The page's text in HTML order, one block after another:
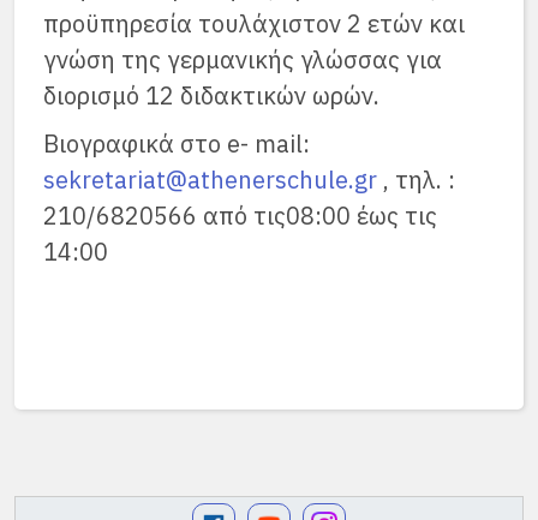
προϋπηρεσία τουλάχιστον 2 ετών και
γνώση της γερμανικής γλώσσας για
διορισμό 12 διδακτικών ωρών.
Βιογραφικά στο e- mail:
sekretariat@athenerschule.gr , τηλ. :
210/6820566 από τις08:00 έως τις
14:00